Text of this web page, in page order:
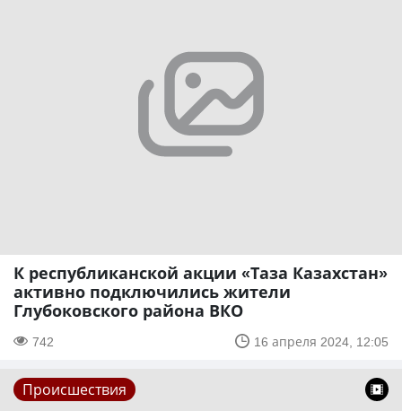
К республиканской акции «Таза Казахстан»
активно подключились жители
Глубоковского района ВКО
742 16 апреля 2024, 12:05
Происшествия